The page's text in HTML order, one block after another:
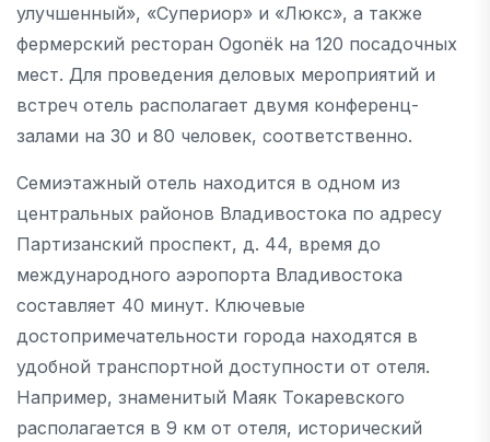
улучшенный», «Супериор» и «Люкс», а также
фермерский ресторан Ogonëk на 120 посадочных
мест. Для проведения деловых мероприятий и
встреч отель располагает двумя конференц-
залами на 30 и 80 человек, соответственно.
Семиэтажный отель находится в одном из
центральных районов Владивостока по адресу
Партизанский проспект, д. 44, время до
международного аэропорта Владивостока
составляет 40 минут. Ключевые
достопримечательности города находятся в
удобной транспортной доступности от отеля.
Например, знаменитый Маяк Токаревского
располагается в 9 км от отеля, исторический